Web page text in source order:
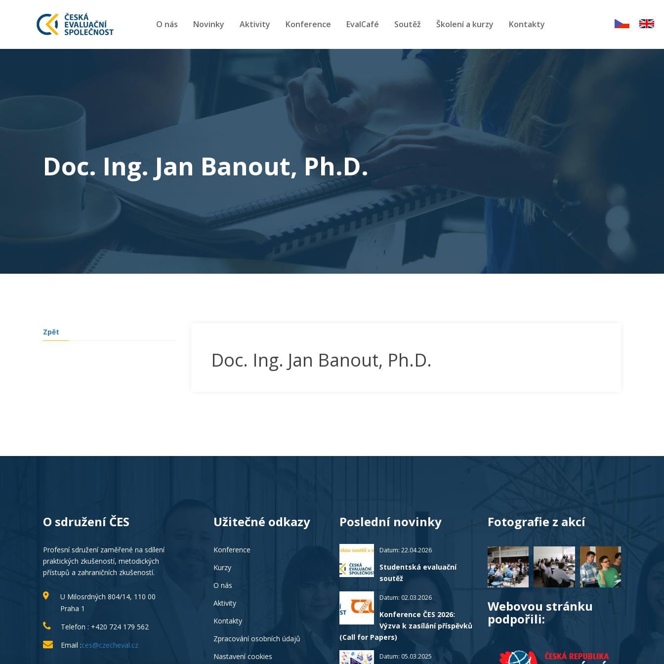
O nás Novinky Aktivity Konference EvalCafé Soutěž Školení a kurzy Kontakty
Doc. Ing. Jan Banout, Ph.D.
Zpět
Doc. Ing. Jan Banout, Ph.D.
O sdružení ČES
Profesní sdružení zaměřené na sdílení
praktických zkušeností, metodických
přístupů a zahraničních zkušeností.
U Milosrdných 804/14, 110 00
Praha 1
Telefon : +420 724 179 562
Email :ces@czecheval.cz
Užitečné odkazy
Konference
Kurzy
O nás
Aktivity
Kontakty
Zpracování osobních údajů
Nastavení cookies
Poslední novinky
Datum: 22.04.2026
Studentská evaluační
soutěž
Datum: 02.03.2026
Konference ČES 2026:
Výzva k zasílání příspěvků
(Call for Papers)
Datum: 05.03.2025
Fotografie z akcí
Webovou stránku
podpořili: